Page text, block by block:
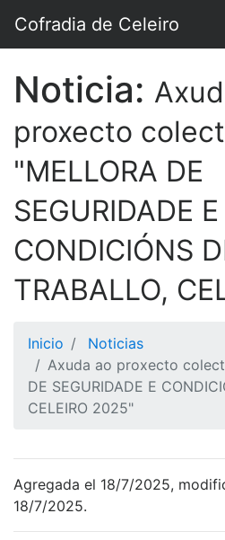
Cofradia de Celeiro
Noticia:
proxecto
"MELLORA DE
SEGURIDADE E
CONDICIÓNS
TRABALLO,
Inicio
Noticias
Axuda ao proxecto
DE SEGURIDADE E
CELEIRO 2025"
Agregada el 18/7/2025,
18/7/2025.